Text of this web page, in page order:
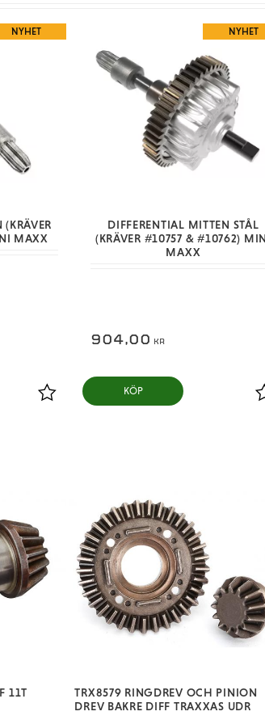
(KRÄVER
MAXX
NYHET
Lägg till i favoriter
DIFFERENTIAL MITTEN STÅL
(KRÄVER #10757 & #10762)
MAXX
904,00 KR
NYHET
KÖP
11T
TRX8579 RINGDREV OCH PINION
DREV BAKRE DIFF TRAXXAS UDR